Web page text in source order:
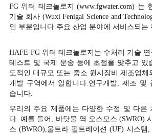
FG 워터 테크놀로지 (www.fgwater.com) 는
기술 회사 (Wuxi Fenigal Science and
인 부분입니다.주요 산업 분야에 서비스되는
HAFE-FG 워터 테크놀로지는 수처리 기술 연
테스트 및 국제 운송 등에 초점을 맞추고 있
도적인 대규모 또는 중소 원시장비 제조업체
개발 구역에서 일합니다.연구개발, 제조 및
습니다.
우리의 주요 제품에는 다양한 수정 및 다른
다. 예를 들어, 바닷물 역 오스모스 (SWRO)
스 (BWRO),울트라 필트레이션 (UF) 시스